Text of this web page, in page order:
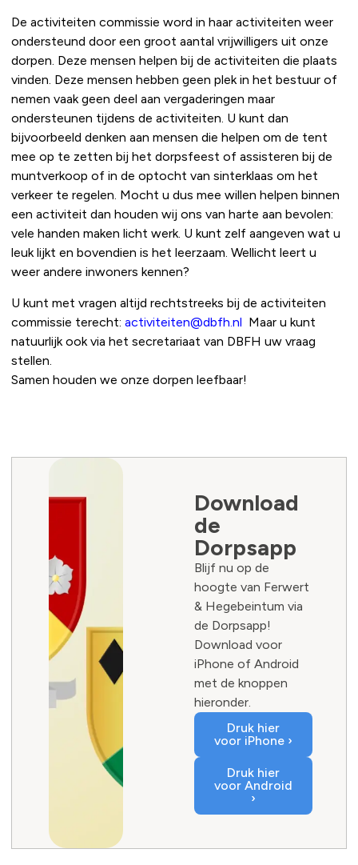
De activiteiten commissie word in haar activiteiten weer
ondersteund door een groot aantal vrijwilligers uit onze
dorpen. Deze mensen helpen bij de activiteiten die plaats
vinden. Deze mensen hebben geen plek in het bestuur of
nemen vaak geen deel aan vergaderingen maar
ondersteunen tijdens de activiteiten. U kunt dan
bijvoorbeeld denken aan mensen die helpen om de tent
mee op te zetten bij het dorpsfeest of assisteren bij de
muntverkoop of in de optocht van sinterklaas om het
verkeer te regelen. Mocht u dus mee willen helpen binnen
een activiteit dan houden wij ons van harte aan bevolen:
vele handen maken licht werk. U kunt zelf aangeven wat u
leuk lijkt en bovendien is het leerzaam. Wellicht leert u
weer andere inwoners kennen?
U kunt met vragen altijd rechtstreeks bij de activiteiten
commissie terecht: activiteiten@dbfh.nl Maar u kunt
natuurlijk ook via het secretariaat van DBFH uw vraag
stellen.
Samen houden we onze dorpen leefbaar!
Download
de
Dorpsapp
Blijf nu op de
hoogte van Ferwert
& Hegebeintum via
de Dorpsapp!
Download voor
iPhone of Android
met de knoppen
hieronder.
Druk hier
voor iPhone ›
Druk hier
voor Android
›